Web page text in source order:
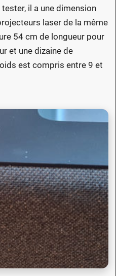
tester, il a une dimension
laser de la même
54 cm de longueur pour
et une dizaine de
est compris entre 9 et